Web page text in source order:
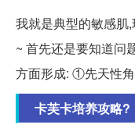
我就是典型的敏感肌
~ 首先还是要知道问
方面形成: ①先天性
卡芙卡培养攻略?